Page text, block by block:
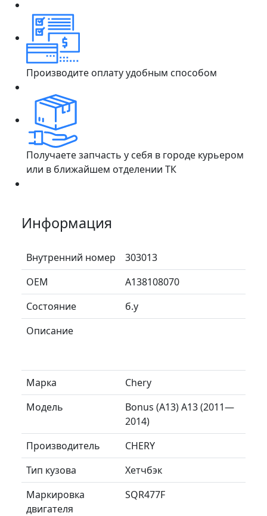
Производите оплату удобным способом
Получаете запчасть у себя в городе курьером
или в ближайшем отделении ТК
Информация
Внутренний номер
303013
ОЕМ
A138108070
Состояние
б.у
Описание
Марка
Chery
Модель
Bonus (A13) A13 (2011—
2014)
Производитель
CHERY
Тип кузова
Хетчбэк
Маркировка
двигателя
SQR477F